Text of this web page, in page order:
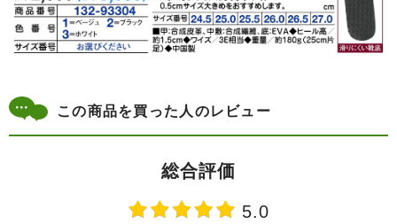
この商品を買った人のレビュー
総合評価
5.0